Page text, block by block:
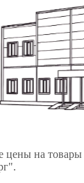
цены на товары